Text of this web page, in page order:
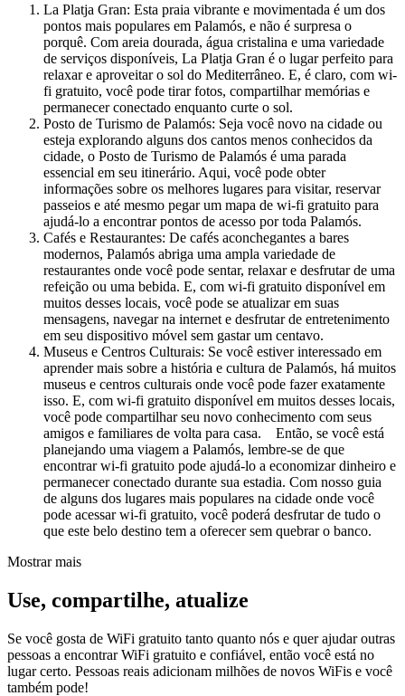
La Platja Gran: Esta praia vibrante e movimentada é um dos
pontos mais populares em Palamós, e não é surpresa o
porquê. Com areia dourada, água cristalina e uma variedade
de serviços disponíveis, La Platja Gran é o lugar perfeito para
relaxar e aproveitar o sol do Mediterrâneo. E, é claro, com wi-
fi gratuito, você pode tirar fotos, compartilhar memórias e
permanecer conectado enquanto curte o sol.
Posto de Turismo de Palamós: Seja você novo na cidade ou
esteja explorando alguns dos cantos menos conhecidos da
cidade, o Posto de Turismo de Palamós é uma parada
essencial em seu itinerário. Aqui, você pode obter
informações sobre os melhores lugares para visitar, reservar
passeios e até mesmo pegar um mapa de wi-fi gratuito para
ajudá-lo a encontrar pontos de acesso por toda Palamós.
Cafés e Restaurantes: De cafés aconchegantes a bares
modernos, Palamós abriga uma ampla variedade de
restaurantes onde você pode sentar, relaxar e desfrutar de uma
refeição ou uma bebida. E, com wi-fi gratuito disponível em
muitos desses locais, você pode se atualizar em suas
mensagens, navegar na internet e desfrutar de entretenimento
em seu dispositivo móvel sem gastar um centavo.
Museus e Centros Culturais: Se você estiver interessado em
aprender mais sobre a história e cultura de Palamós, há muitos
museus e centros culturais onde você pode fazer exatamente
isso. E, com wi-fi gratuito disponível em muitos desses locais,
você pode compartilhar seu novo conhecimento com seus
amigos e familiares de volta para casa. Então, se você está
planejando uma viagem a Palamós, lembre-se de que
encontrar wi-fi gratuito pode ajudá-lo a economizar dinheiro e
permanecer conectado durante sua estadia. Com nosso guia
de alguns dos lugares mais populares na cidade onde você
pode acessar wi-fi gratuito, você poderá desfrutar de tudo o
que este belo destino tem a oferecer sem quebrar o banco.
Mostrar mais
Use, compartilhe, atualize
Se você gosta de WiFi gratuito tanto quanto nós e quer ajudar outras
pessoas a encontrar WiFi gratuito e confiável, então você está no
lugar certo. Pessoas reais adicionam milhões de novos WiFis e você
também pode!